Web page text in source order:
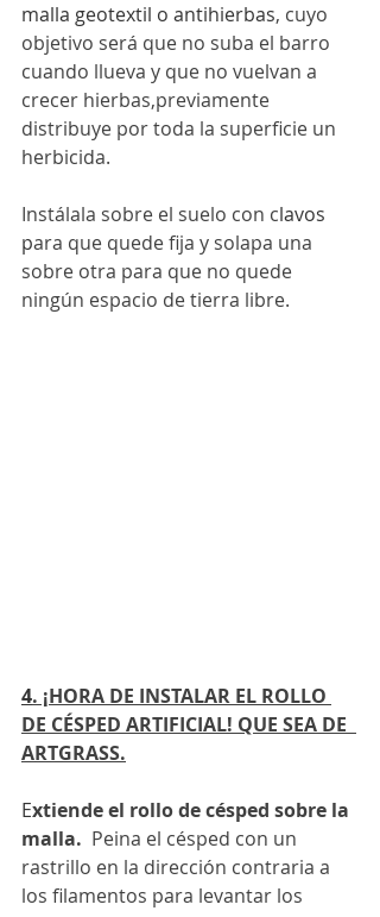
malla geotextil o antihierbas, cuyo
objetivo será que no suba el barro
cuando llueva y que no vuelvan a
crecer hierbas,previamente
distribuye por toda la superficie un
herbicida.
Instálala sobre el suelo con clavos
para que quede fija y solapa una
sobre otra para que no quede
ningún espacio de tierra libre.
4. ¡HORA DE INSTALAR EL ROLLO
DE CÉSPED ARTIFICIAL! QUE SEA DE
ARTGRASS.
Extiende el rollo de césped sobre la
malla. Peina el césped con un
rastrillo en la dirección contraria a
los filamentos para levantar los